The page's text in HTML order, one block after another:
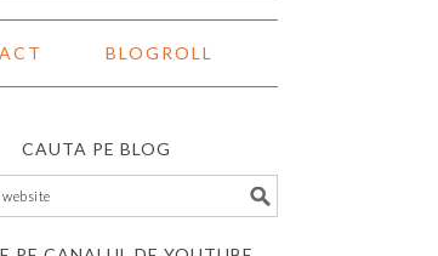
BLOGROLL
CAUTA PE BLOG